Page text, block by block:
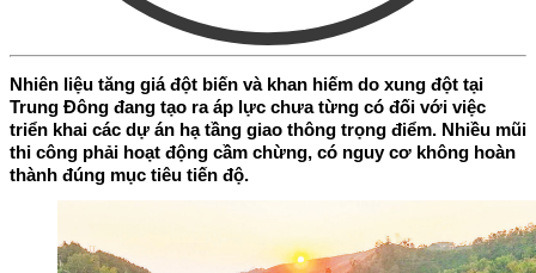
Nhiên liệu tăng giá đột biến và khan hiếm do xung đột tại
Trung Đông đang tạo ra áp lực chưa từng có đối với việc
triển khai các dự án hạ tầng giao thông trọng điểm. Nhiều mũi
thi công phải hoạt động cầm chừng, có nguy cơ không hoàn
thành đúng mục tiêu tiến độ.